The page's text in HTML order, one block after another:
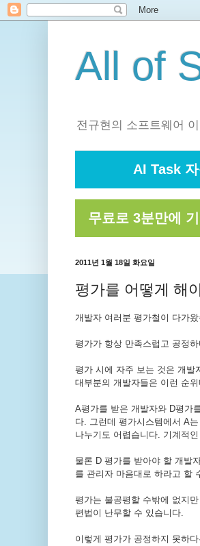
All of
전규현의 소프트웨어 이
AI Task
무료로 3분만에
2011년 1월 18일 화요일
평가를 어떻게 해
개발자 여러분 평가철이 다가
평가가 항상 만족스럽고 공정
평가 시에 자주 보는 것은 개발
대부분의 개발자들은 이런 순
A평가를 받은 개발자와 D평가
다. 그런데 평가시스템에서 A
나누기도 어렵습니다. 기계적
물론 D 평가를 받아야 할 개발
를 관리자 마음대로 하라고 할
평가는 불공평할 수밖에 없지
편법이 난무할 수 있습니다.
이렇게 평가가 공정하지 못하